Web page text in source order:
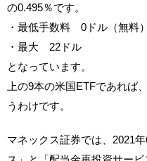
の0.495％です。
・最低手数料 0ドル（無料）
・最大 22ドル
となっています。
上の9本の米国ETFであれば
うわけです。
マネックス証券では、2021